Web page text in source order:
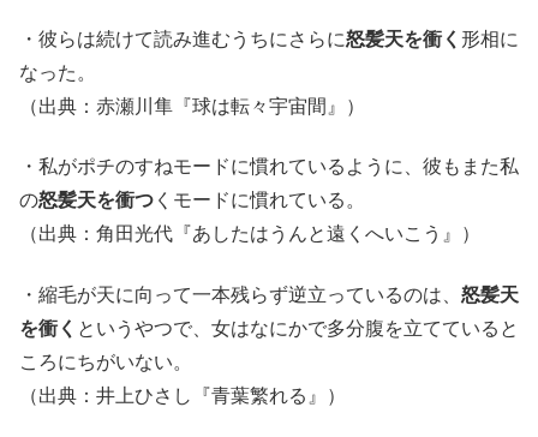
・彼らは続けて読み進むうちにさらに怒髪天を衝く 形相に
なった。
（出典：赤瀬川隼『球は転々宇宙間』）
・私がポチのすねモードに慣れているように、彼もまた私
の怒髪天を衝つ くモードに慣れている。
（出典：角田光代『あしたはうんと遠くへいこう』）
・縮毛が天に向って一本残らず逆立っているのは、 怒髪天
を衝く というやつで、女はなにかで多分腹を立てていると
ころにちがいない。
（出典：井上ひさし『青葉繁れる』）